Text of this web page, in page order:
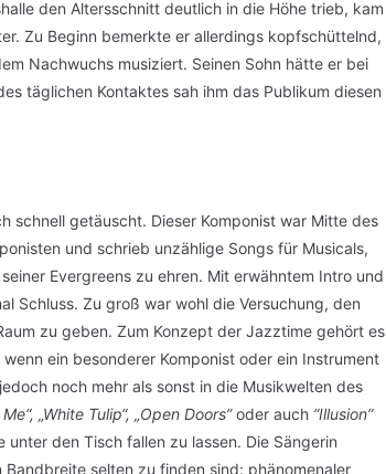
den Altersschnitt deutlich in die Höhe trieb, kam
Zu Beginn bemerkte er allerdings kopfschüttelnd,
Nachwuchs musiziert. Seinen Sohn hätte er bei
täglichen Kontaktes sah ihm das Publikum diesen
schnell getäuscht. Dieser Komponist war Mitte des
und schrieb unzählige Songs für Musicals,
Evergreens zu ehren. Mit erwähntem Intro und
Schluss. Zu groß war wohl die Versuchung, den
zu geben. Zum Konzept der Jazztime gehört es
ein besonderer Komponist oder ein Instrument
noch mehr als sonst in die Musikwelten des
„White Tulip“, „Open Doors”oder auch “Illusion”
den Tisch fallen zu lassen. Die Sängerin
selten zu finden sind: phänomenaler